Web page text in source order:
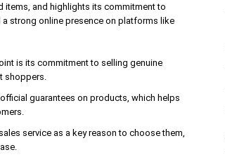
and highlights its commitment to
strong online presence on platforms like
is its commitment to selling genuine
shoppers.
guarantees on products, which helps
service as a key reason to choose them,